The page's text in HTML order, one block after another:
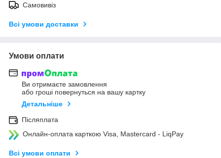
Самовивіз
Всі умови доставки
Умови оплати
Ви отримаєте замовлення
або гроші повернуться на вашу картку
Детальніше
Післяплата
Онлайн-оплата карткою Visa, Mastercard - LiqPay
Всі умови оплати